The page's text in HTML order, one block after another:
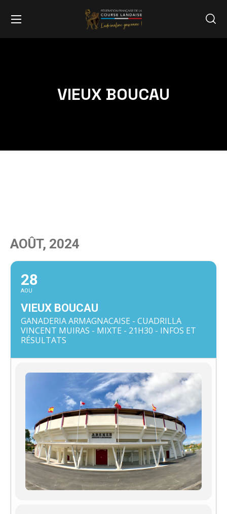
VIEUX BOUCAU
AOÛT, 2024
28
AOU
VIEUX BOUCAU
GANADERIA ARMAGNACAISE - CUADRILLA
VINCENT MUIRAS - MIXTE - 21H30 - INFOS ET
RÉSULTATS